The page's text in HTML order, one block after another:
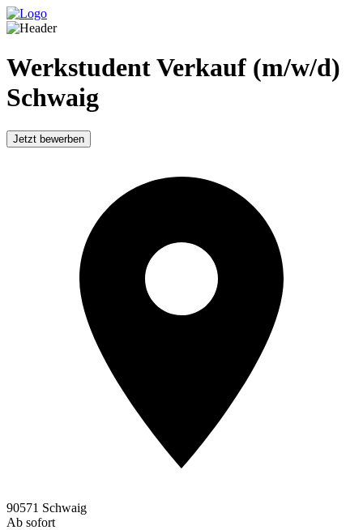
Werkstudent Verkauf (m/w/d)
Schwaig
Jetzt bewerben
90571 Schwaig
Ab sofort